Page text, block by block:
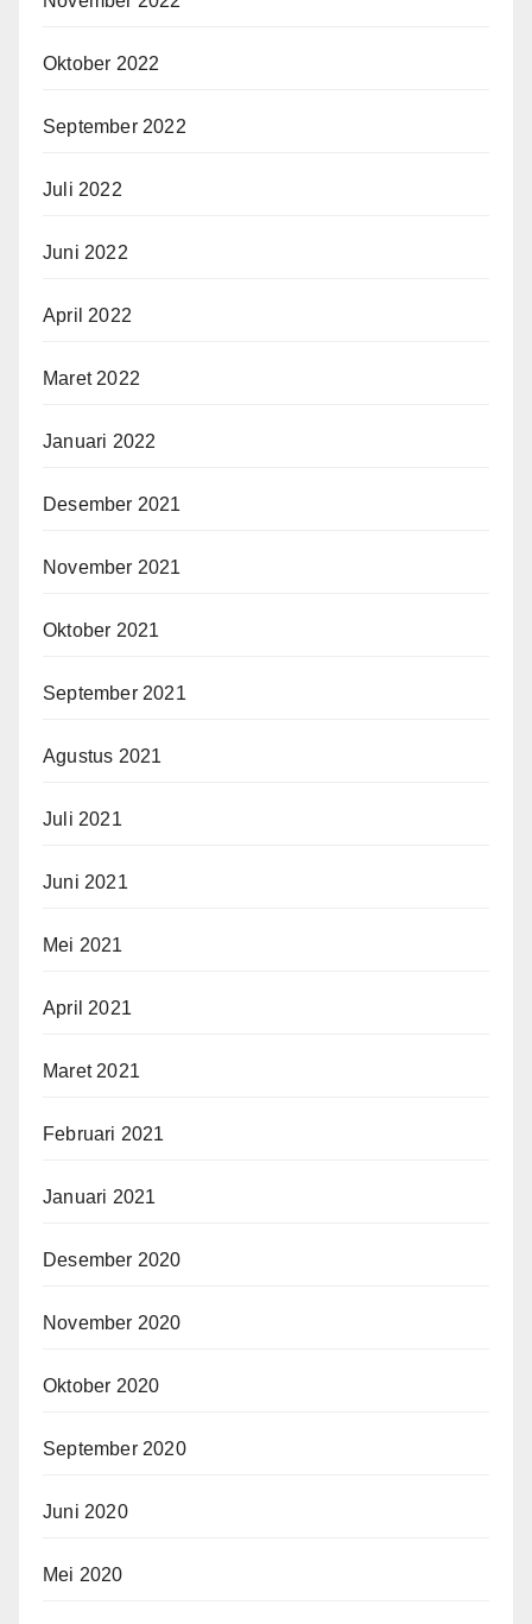
Oktober 2022
September 2022
Juli 2022
Juni 2022
April 2022
Maret 2022
Januari 2022
Desember 2021
November 2021
Oktober 2021
September 2021
Agustus 2021
Juli 2021
Juni 2021
Mei 2021
April 2021
Maret 2021
Februari 2021
Januari 2021
Desember 2020
November 2020
Oktober 2020
September 2020
Juni 2020
Mei 2020